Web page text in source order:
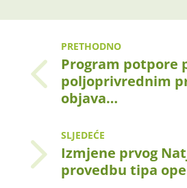
PRETHODNO
Program potpore
poljoprivrednim
objava…
SLJEDEĆE
Izmjene prvog
provedbu tipa